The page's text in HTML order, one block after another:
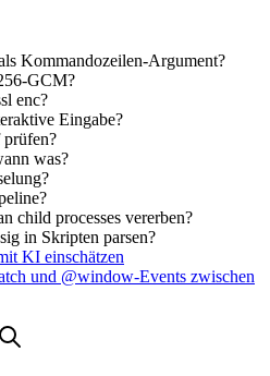
Kommandozeilen-Argument?
GCM?
enc?
Eingabe?
was?
child processes vererben?
in Skripten parsen?
KI einschätzen
und @window-Events zwischen